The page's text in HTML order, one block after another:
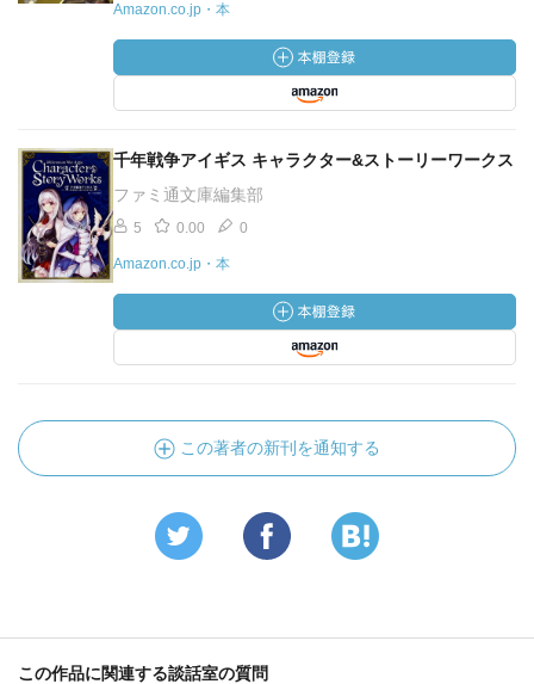
Amazon.co.jp・本
千年戦争アイギス キャラクター&ストーリーワークス
ファミ通文庫編集部
5 0.00 0
Amazon.co.jp・本
この著者の新刊を通知する
この作品に関連する談話室の質問